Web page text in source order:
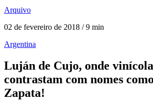
Arquivo
02 de fevereiro de 2018 / 9 min
Argentina
Luján de Cujo, onde
contrastam com nomes
Zapata!